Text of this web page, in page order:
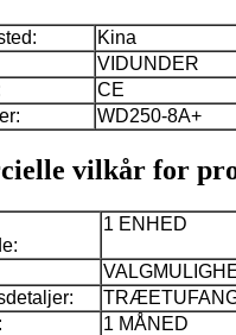
Kina
VIDUNDER
CE
WD250-8A+
vilkår for
1 ENHED
1 MÅNED